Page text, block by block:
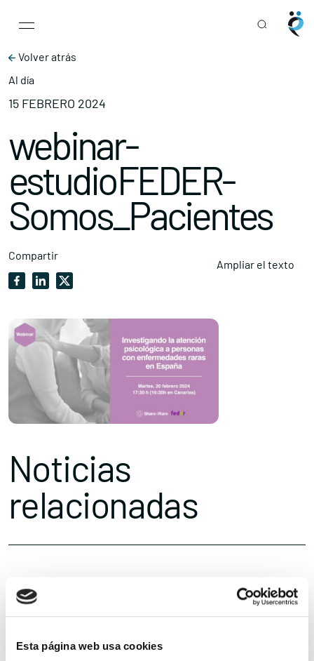
Esta página web usa cookies
Main Navigation
Volver atrás
Al día
15 FEBRERO 2024
webinar-
estudioFEDER-
Somos_Pacientes
Compartir
Ampliar el texto
Noticias
relacionadas